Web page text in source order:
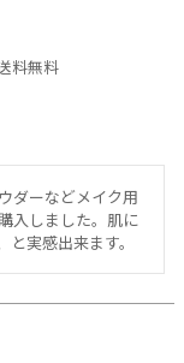
料無料
ダーなどメイク用
入しました。肌に
実感出来ます。